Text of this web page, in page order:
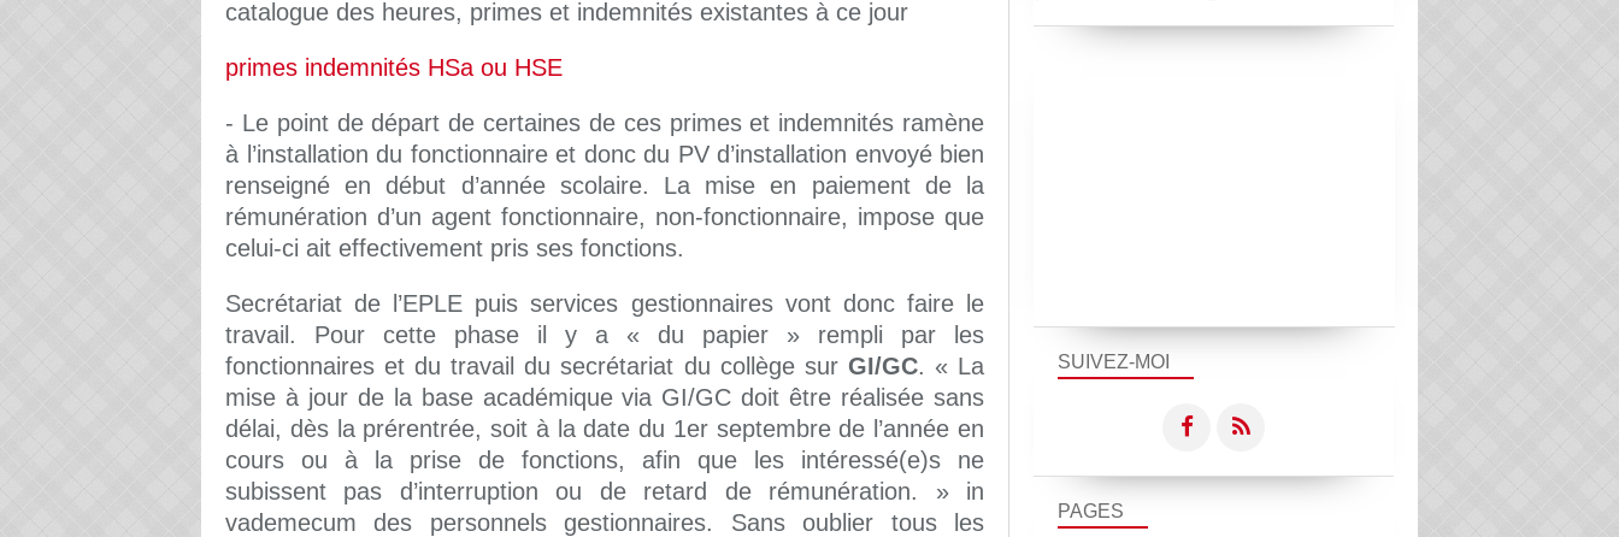
catalogue des heures, primes et indemnités existantes à ce jour
primes indemnités HSa ou HSE
- Le point de départ de certaines de ces primes et indemnités ramène
à l’installation du fonctionnaire et donc du PV d’installation envoyé bien
renseigné en début d’année scolaire. La mise en paiement de la
rémunération d’un agent fonctionnaire, non-fonctionnaire, impose que
celui-ci ait effectivement pris ses fonctions.
Secrétariat de l’EPLE puis services gestionnaires vont donc faire le
travail. Pour cette phase il y a « du papier » rempli par les
fonctionnaires et du travail du secrétariat du collège sur GI/GC. « La
mise à jour de la base académique via GI/GC doit être réalisée sans
délai, dès la prérentrée, soit à la date du 1er septembre de l’année en
cours ou à la prise de fonctions, afin que les intéressé(e)s ne
subissent pas d’interruption ou de retard de rémunération. » in
vademecum des personnels gestionnaires. Sans oublier tous les
SUIVEZ-MOI
PAGES